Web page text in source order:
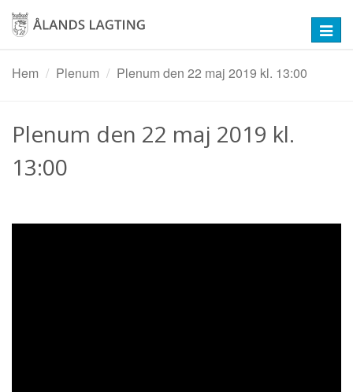
Hoppa
huvudinnehåll
Hem
Plenum Plenum den 22 maj 2019 kl. 13:00
Plenum den 22 maj 2019 kl.
13:00